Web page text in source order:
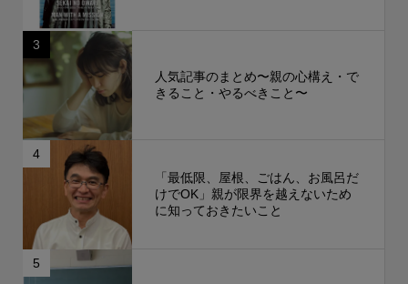
3
人気記事のまとめ〜親の心構え・で
きること・やるべきこと〜
4
「最低限、屋根、ごはん、お風呂だ
けでOK」親が限界を越えないため
に知っておきたいこと
5